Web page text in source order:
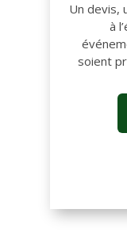
Un devis,
à
soient